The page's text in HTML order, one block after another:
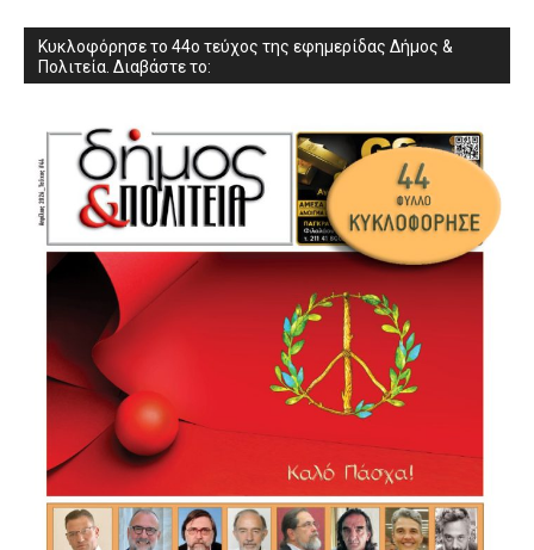
Κυκλοφόρησε το 44ο τεύχος της εφημερίδας Δήμος &
Πολιτεία. Διαβάστε το: